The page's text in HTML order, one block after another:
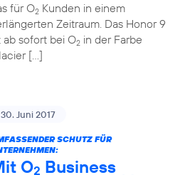
für O2Kunden in einem
Zeitraum. Das Honor 9
ab sofort bei O2in der Farbe
[…]
30. Juni 2017
SCHUTZ FÜR
O2 Business